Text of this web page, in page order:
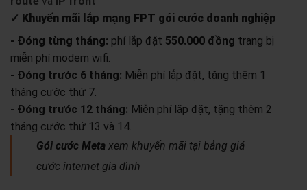
✓ Khuyến mãi lắp mạng FPT gói cước doanh nghiệp
- Đóng từng tháng: phí lắp đặt 550.000 đồng trang bị
miễn phí modem wifi.
- Đóng trước 6 tháng: Miễn phí lắp đặt, tặng thêm 1
tháng cước thứ 7.
- Đóng trước 12 tháng: Miễn phí lắp đặt, tặng thêm 2
tháng cước thứ 13 và 14.
Gói cước Meta xem khuyến mãi tại bảng giá
cước internet gia đình